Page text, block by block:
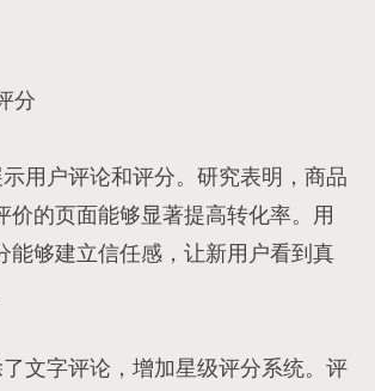
分
用户评论和评分。研究表明，商品
价的页面能够显著提高转化率。用
能够建立信任感，让新用户看到真
文字评论，增加星级评分系统。评